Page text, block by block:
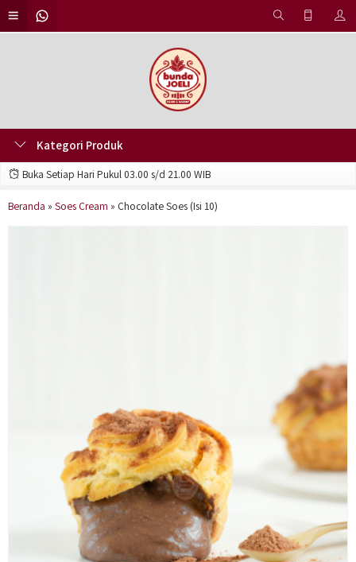
Kategori Produk
Buka Setiap Hari Pukul 03.00 s/d 21.00 WIB
Beranda » Soes Cream » Chocolate Soes (Isi 10)